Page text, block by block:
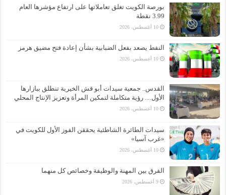
بورصة الكويت تغلق تعاملاتها على ارتفاع مؤشرها العام
3.99 نقطة
10 أغسطس، 2026
النفط يصعد بفعل الضبابية بشأن إعادة فتح مضيق هرمز
10 أغسطس، 2026
القدس.. جمعية سيدات أبو قش الخيرية تنطلق ببازارها
الأول… رؤية متكاملة لتمكين المرأة وتعزيز الإنتاج المحلي
10 أغسطس، 2026
سيدات الطائرة الشاطئية يحققن الفوز الأول للكويت في
«غرب آسيا»
10 أغسطس، 2026
الفرق بين المهنة والوظيفة وخصائص كل منهما
9 أغسطس، 2026